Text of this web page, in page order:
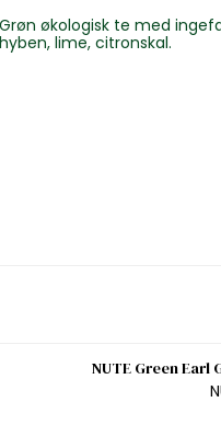
Grøn økologisk te med
hyben, lime, citronskal.
NUTE Green Earl